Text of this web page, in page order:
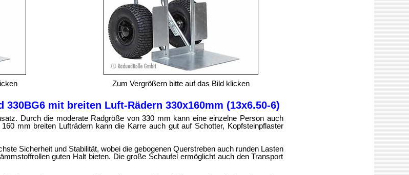
Zum Vergrößern bitte auf das Bild klicken
330BG6 mit breiten Luft-Rädern 330x160mm (13x6.50‑6)
Durch die moderate Radgröße von 330 mm kann eine einzelne Person auch
mm breiten Lufträdern kann die Karre auch gut auf Schotter, Kopfsteinpflaster
Sicherheit und Stabilität, wobei die gebogenen Querstreben auch runden Lasten
guten Halt bieten. Die große Schaufel ermöglicht auch den Transport